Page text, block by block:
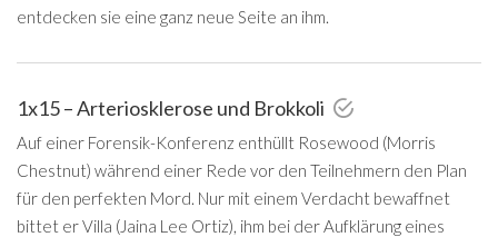
entdecken sie eine ganz neue Seite an ihm.
1x15 – Arteriosklerose und Brokkoli
Auf einer Forensik-Konferenz enthüllt Rosewood (Morris
Chestnut) während einer Rede vor den Teilnehmern den Plan
für den perfekten Mord. Nur mit einem Verdacht bewaffnet
bittet er Villa (Jaina Lee Ortiz), ihm bei der Aufklärung eines